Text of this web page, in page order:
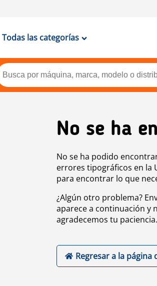
Todas las categorías
No se ha
No se ha podido
errores tipográficos en la
para encontrar lo que
¿Algún otro problema?
aparece a continuación y
agradecemos tu paciencia.
Regresar a la página